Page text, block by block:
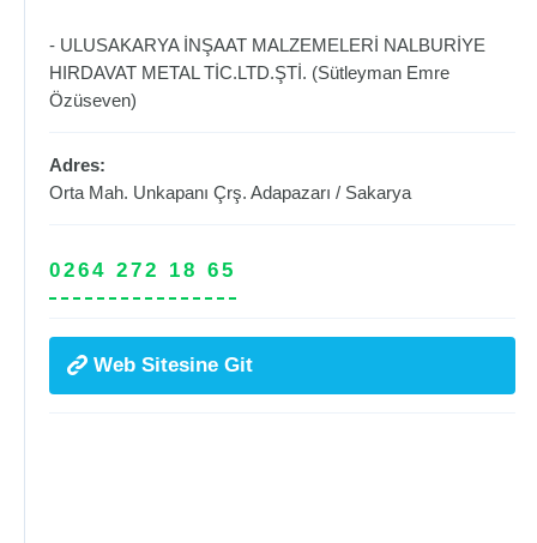
- ULUSAKARYA İNŞAAT MALZEMELERİ NALBURİYE
HIRDAVAT METAL TİC.LTD.ŞTİ. (Sütleyman Emre
Özüseven)
Adres:
Orta Mah. Unkapanı Çrş. Adapazarı / Sakarya
0264 272 18 65
Web Sitesine Git